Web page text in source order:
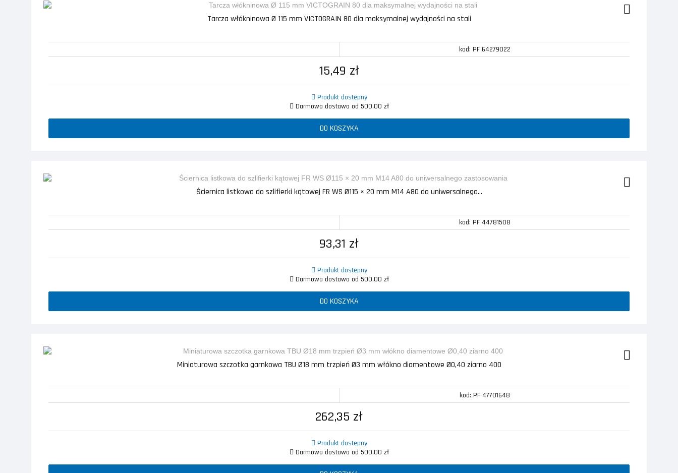
Tarcza włókninowa Ø 115 mm VICTOGRAIN 80 dla maksymalnej wydajności na stali
kod: PF 64279022
15,49 zł
Produkt dostępny
Darmowa dostawa od 500,00 zł
DO KOSZYKA
Ściernica listkowa do szlifierki kątowej FR WS Ø115 × 20 mm M14 A80 do uniwersalnego...
kod: PF 44781508
93,31 zł
Produkt dostępny
Darmowa dostawa od 500,00 zł
DO KOSZYKA
Miniaturowa szczotka garnkowa TBU Ø18 mm trzpień Ø3 mm włókno diamentowe Ø0,40 ziarno 400
kod: PF 47701648
262,35 zł
Produkt dostępny
Darmowa dostawa od 500,00 zł